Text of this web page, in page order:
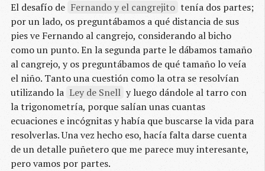
El desafío de Fernando y el cangrejito tenía dos partes;
por un lado, os preguntábamos a qué distancia de sus
pies ve Fernando al cangrejo, considerando al bicho
como un punto. En la segunda parte le dábamos tamaño
al cangrejo, y os preguntábamos de qué tamaño lo veía
el niño. Tanto una cuestión como la otra se resolvían
utilizando la Ley de Snell y luego dándole al tarro con
la trigonometría, porque salían unas cuantas
ecuaciones e incógnitas y había que buscarse la vida para
resolverlas. Una vez hecho eso, hacía falta darse cuenta
de un detalle puñetero que me parece muy interesante,
pero vamos por partes.